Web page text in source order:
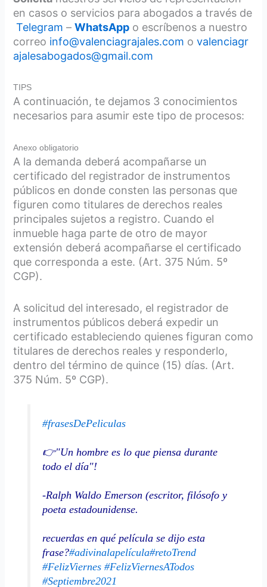
en casos o servicios para abogados a través de
Telegram –WhatsApp o escríbenos a nuestro
correo info@valenciagrajales.com ovalenciagr
ajalesabogados@gmail.com
TIPS
A continuación, te dejamos 3 conocimientos
necesarios para asumir este tipo de procesos:
Anexo obligatorio
A la demanda deberá acompañarse un
certificado del registrador de instrumentos
públicos en donde consten las personas que
figuren como titulares de derechos reales
principales sujetos a registro. Cuando el
inmueble haga parte de otro de mayor
extensión deberá acompañarse el certificado
que corresponda a este. (Art. 375 Núm. 5º
CGP).
A solicitud del interesado, el registrador de
instrumentos públicos deberá expedir un
certificado estableciendo quienes figuran como
titulares de derechos reales y responderlo,
dentro del término de quince (15) días. (Art.
375 Núm. 5º CGP).
#frasesDePeliculas
👉"Un hombre es lo que piensa durante
todo el día"!
-Ralph Waldo Emerson (escritor, filósofo y
poeta estadounidense.
recuerdas en qué película se dijo esta
frase?#adivinalapelícula#retoTrend
#FelizViernes #FelizViernesATodos
#Septiembre2021